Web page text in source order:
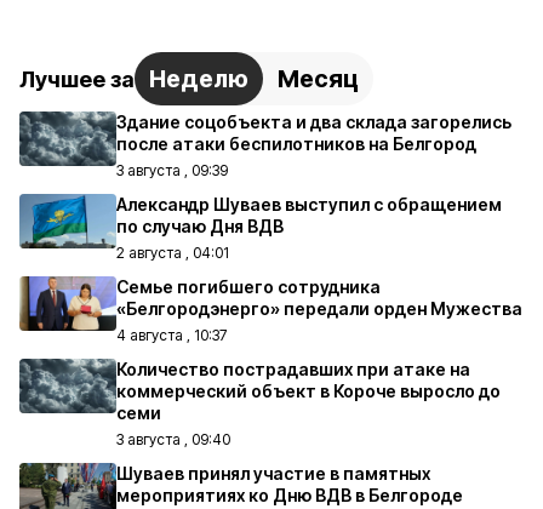
Лучшее за Неделю Месяц
Здание соцобъекта и два склада загорелись
после атаки беспилотников на Белгород
3 августа , 09:39
Александр Шуваев выступил с обращением
по случаю Дня ВДВ
2 августа , 04:01
Семье погибшего сотрудника
«Белгородэнерго» передали орден Мужества
4 августа , 10:37
Количество пострадавших при атаке на
коммерческий объект в Короче выросло до
семи
3 августа , 09:40
Шуваев принял участие в памятных
мероприятиях ко Дню ВДВ в Белгороде